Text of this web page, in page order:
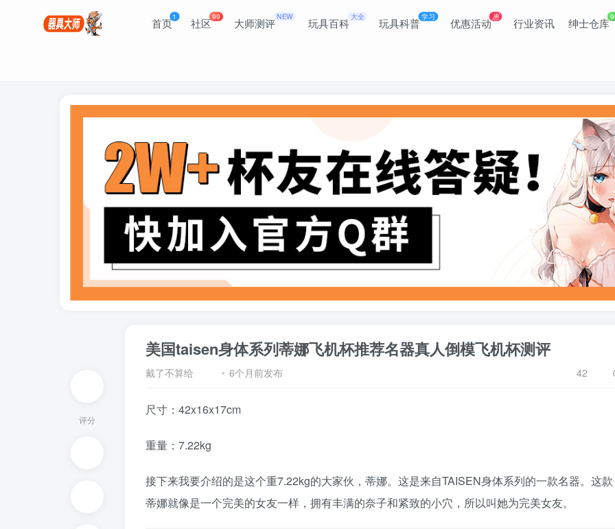
首页1 社区99 大师测评NEW 玩具百科 大全 玩具科普学习 优惠活动惠 行业资讯 绅士仓库
评分
美国taisen身体系列蒂娜飞机杯推荐名器真人倒模飞机杯测评
戴了不算给 6个月前发布 42
尺寸：42x16x17cm
重量： 7.22kg
接下来我要介绍的是这个重7.22kg的大家伙，蒂娜。这是来自TAISEN身体系列的一款名器。这款
蒂娜就像是一个完美的女友一样，拥有丰满的奈子和紧致的小穴，所以叫她为完美女友。